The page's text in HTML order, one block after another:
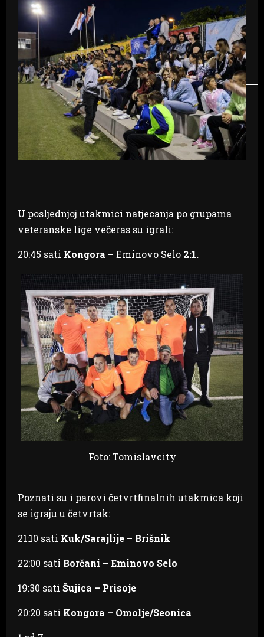
U posljednjoj utakmici natjecanja po grupama
veteranske lige večeras su igrali:
20:45 sati Kongora – Eminovo Selo 2:1.
Foto: Tomislavcity
Poznati su i parovi četvrtfinalnih utakmica koji
se igraju u četvrtak:
21:10 sati Kuk/Sarajlije – Brišnik
22:00 sati Borčani – Eminovo Selo
19:30 sati Šujica – Prisoje
20:20 sati Kongora – Omolje/Seonica